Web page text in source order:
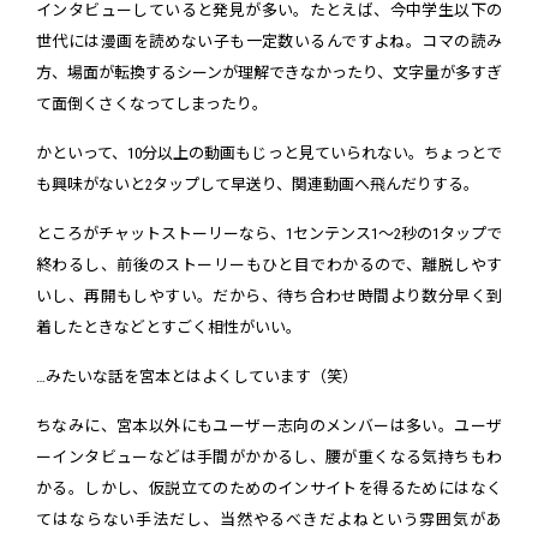
インタビューしていると発見が多い。たとえば、今中学生以下の
世代には漫画を読めない子も一定数いるんですよね。コマの読み
方、場面が転換するシーンが理解できなかったり、文字量が多すぎ
て面倒くさくなってしまったり。
かといって、10分以上の動画もじっと見ていられない。ちょっとで
も興味がないと2タップして早送り、関連動画へ飛んだりする。
ところがチャットストーリーなら、1センテンス1〜2秒の1タップで
終わるし、前後のストーリーもひと目でわかるので、離脱しやす
いし、再開もしやすい。だから、待ち合わせ時間より数分早く到
着したときなどとすごく相性がいい。
…みたいな話を宮本とはよくしています（笑）
ちなみに、宮本以外にもユーザー志向のメンバーは多い。ユーザ
ーインタビューなどは手間がかかるし、腰が重くなる気持ちもわ
かる。しかし、仮説立てのためのインサイトを得るためにはなく
てはならない手法だし、当然やるべきだよねという雰囲気があ